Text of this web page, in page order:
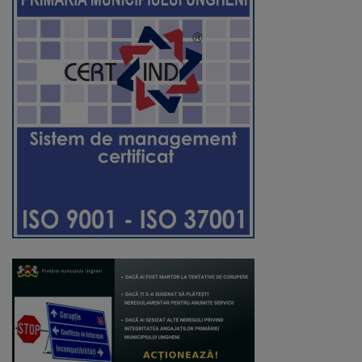
Regulamentul
de
funcționare
Integritate
și
Consiliul
Municipal
Secretar
Consilieri